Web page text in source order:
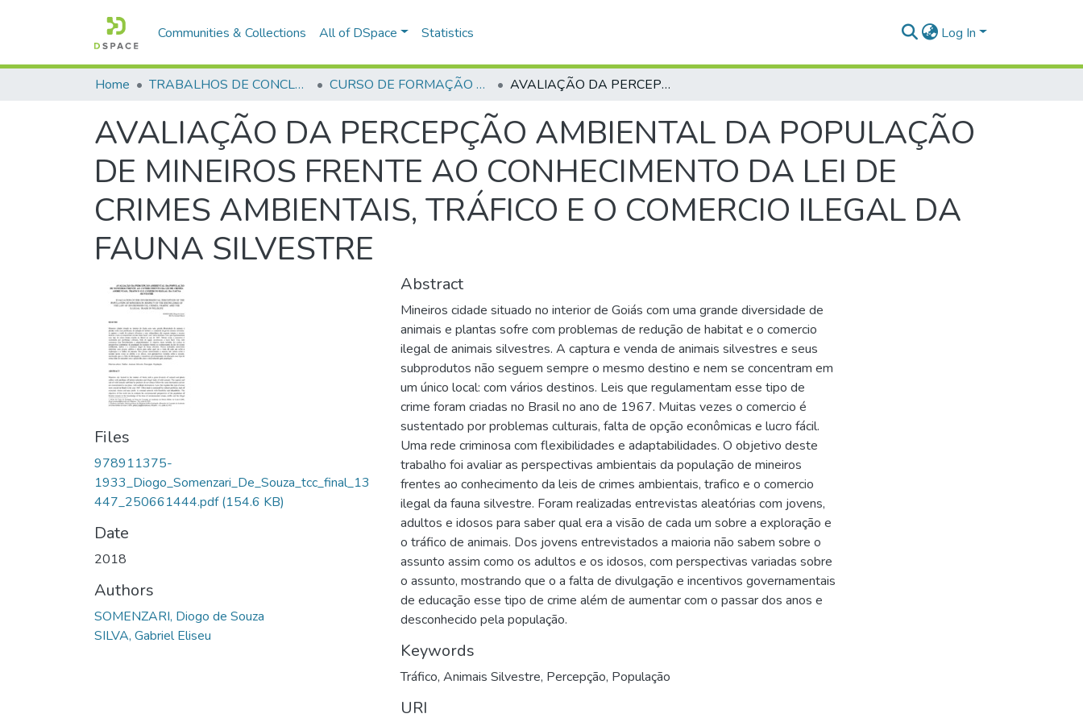
Communities & Collections All of DSpace Statistics Log In
Home TRABALHOS DE CONCLUSÃO DE CURSO - CFP (CURSO DE FORMAÇÃO DE PRAÇAS) CURSO DE FORMAÇÃO DE PRAÇAS - CFP - 2018 AVALIAÇÃO DA PERCEPÇÃO AMBIENTAL DA POPULAÇÃO DE MINEIROS FRENTE AO CONHECIMENTO DA LEI DE CRIMES AMBIENTAIS, TRÁFICO E O COMERCIO ILEGAL DA FAUNA SILVESTRE
AVALIAÇÃO DA PERCEPÇÃO AMBIENTAL DA POPULAÇÃO
DE MINEIROS FRENTE AO CONHECIMENTO DA LEI DE
CRIMES AMBIENTAIS, TRÁFICO E O COMERCIO ILEGAL DA
FAUNA SILVESTRE
Files
978911375-
1933_Diogo_Somenzari_De_Souza_tcc_final_13
447_250661444.pdf(154.6 KB)
Date
2018
Authors
SOMENZARI, Diogo de Souza
SILVA, Gabriel Eliseu
Abstract
Mineiros cidade situado no interior de Goiás com uma grande diversidade de
animais e plantas sofre com problemas de redução de habitat e o comercio
ilegal de animais silvestres. A captura e venda de animais silvestres e seus
subprodutos não seguem sempre o mesmo destino e nem se concentram em
um único local: com vários destinos. Leis que regulamentam esse tipo de
crime foram criadas no Brasil no ano de 1967. Muitas vezes o comercio é
sustentado por problemas culturais, falta de opção econômicas e lucro fácil.
Uma rede criminosa com flexibilidades e adaptabilidades. O objetivo deste
trabalho foi avaliar as perspectivas ambientais da população de mineiros
frentes ao conhecimento da leis de crimes ambientais, trafico e o comercio
ilegal da fauna silvestre. Foram realizadas entrevistas aleatórias com jovens,
adultos e idosos para saber qual era a visão de cada um sobre a exploração e
o tráfico de animais. Dos jovens entrevistados a maioria não sabem sobre o
assunto assim como os adultos e os idosos, com perspectivas variadas sobre
o assunto, mostrando que o a falta de divulgação e incentivos governamentais
de educação esse tipo de crime além de aumentar com o passar dos anos e
desconhecido pela população.
Keywords
Tráfico, Animais Silvestre, Percepção, População
URI